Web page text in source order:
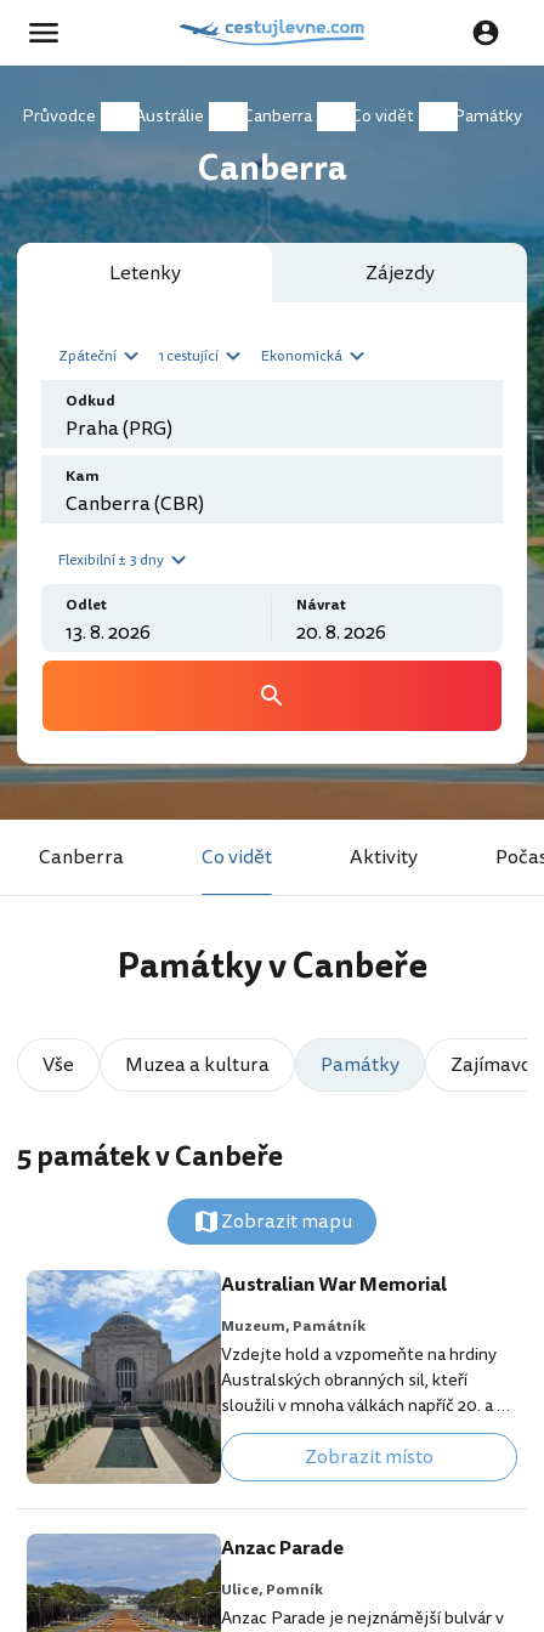
Průvodce Austrálie Canberra Co vidět Památky
Canberra
Letenky Zájezdy
Zpáteční 1 cestující Ekonomická
Odkud
Kam
Flexibilní ± 3 dny
Odlet Návrat
Canberra Co vidět Aktivity
Památky v Canbeře
Vše Muzea a kultura Památky
5 památek v Canbeře
Zobrazit mapu
Australian War Memorial
Muzeum, Památník
Vzdejte hold a vzpomeňte na hrdiny
Australských obranných sil, kteří
sloužili v mnoha válkách napříč 20. a 21.
stoletím. V Canbeře navštívíte
monumentální válečný památník a
muzeum, které spolu s melbournským
Shrine of Remembrance patří k
nejvýznamnějším památečním
místům v celé Austrálii. [btn "10
nejlepších hotelů – Canberra"
https://www.booking.com/city/au/ca
Zobrazit místo
Anzac Parade
Ulice, Pomník
Anzac Parade je nejznámější bulvár v